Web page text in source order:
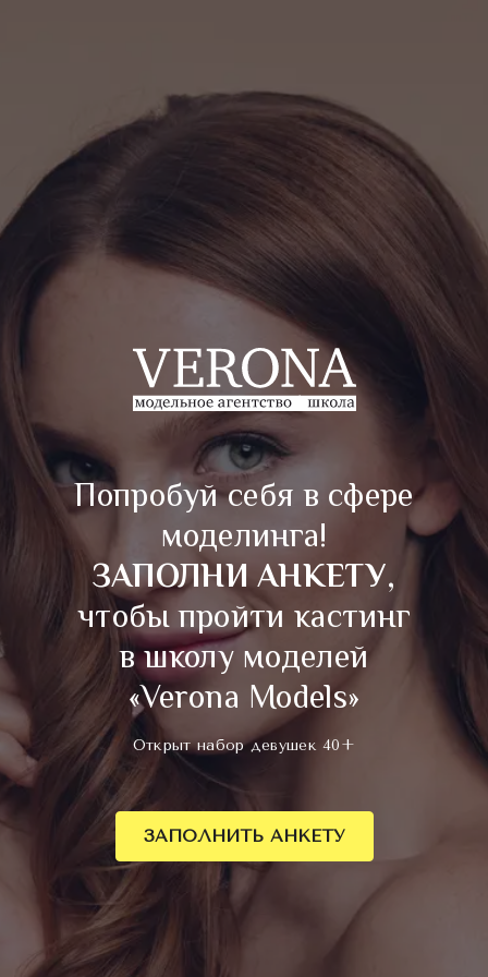
Попробуй себя в сфере
моделинга!
ЗАПОЛНИ АНКЕТУ,
чтобы пройти кастинг
в школу моделей
«Verona Models»
Открыт набор девушек 40+
ЗАПОЛНИТЬ АНКЕТУ